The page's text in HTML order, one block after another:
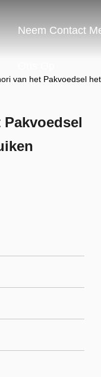
Neem Contact
van het Pakvoedsel